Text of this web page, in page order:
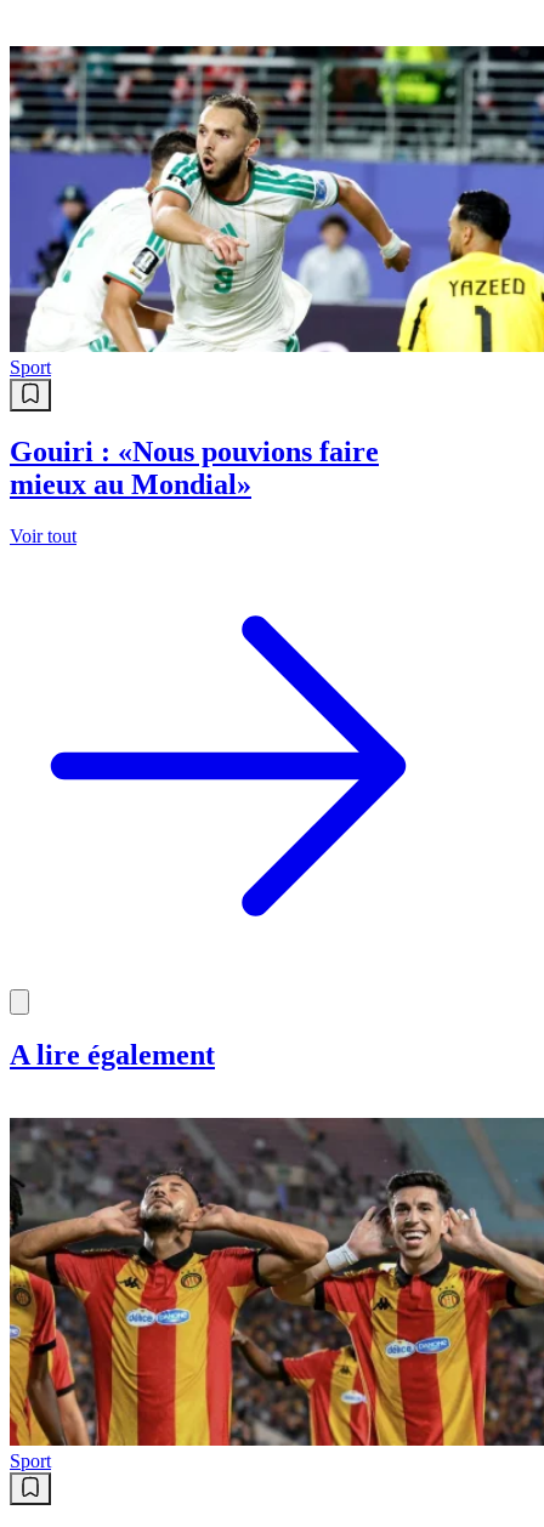
Sport
Gouiri : «Nous pouvions faire
mieux au Mondial»
Voir tout
A lire également
Sport